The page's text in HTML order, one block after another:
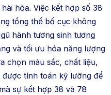
hòa. Việc kết hợp số 38
tổng thể bố cục không
hành tương sinh tương
và tối ưu hóa năng lượng
chọn màu sắc, chất liệu,
tính toán kỹ lưỡng để
sự kết hợp 38 và 78